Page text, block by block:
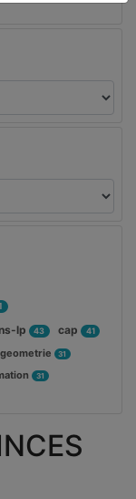
lp 43 cap 41
geometrie 31
31